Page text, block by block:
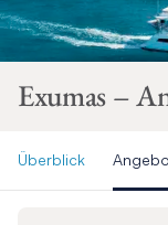
Exumas –
Überblick